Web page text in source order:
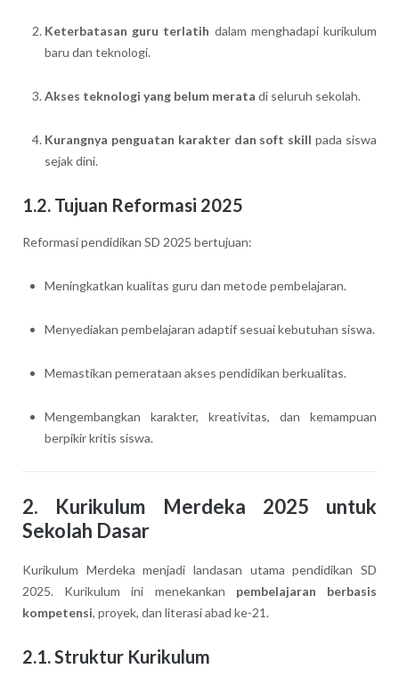
Keterbatasan guru terlatih dalam menghadapi kurikulum
baru dan teknologi.
Akses teknologi yang belum merata di seluruh sekolah.
Kurangnya penguatan karakter dan soft skill pada siswa
sejak dini.
1.2. Tujuan Reformasi 2025
Reformasi pendidikan SD 2025 bertujuan:
Meningkatkan kualitas guru dan metode pembelajaran.
Menyediakan pembelajaran adaptif sesuai kebutuhan siswa.
Memastikan pemerataan akses pendidikan berkualitas.
Mengembangkan karakter, kreativitas, dan kemampuan
berpikir kritis siswa.
2. Kurikulum Merdeka 2025 untuk
Sekolah Dasar
Kurikulum Merdeka menjadi landasan utama pendidikan SD
2025. Kurikulum ini menekankan pembelajaran berbasis
kompetensi, proyek, dan literasi abad ke-21.
2.1. Struktur Kurikulum